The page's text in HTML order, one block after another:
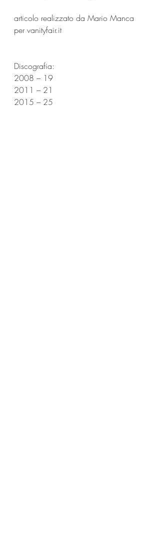
articolo realizzato da Mario Manca
per vanityfair.it
Discografia:
2008 – 19
2011 – 21
2015 – 25